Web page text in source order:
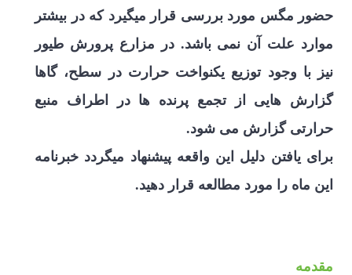
حضور مگس مورد بررسی قرار می­گیرد که در بیش­تر
موارد علت آن­ نمی باشد. در مزارع پرورش طیور
نیز با وجود توزیع یکنواخت حرارت در سطح، گاها
گزارش هایی از تجمع پرنده ها در اطراف منبع
حرارتی گزارش می شود.
برای یافتن دلیل این واقعه پیشنهاد می­گردد خبرنامه
این ماه را مورد مطالعه قرار دهید.
مقدمه